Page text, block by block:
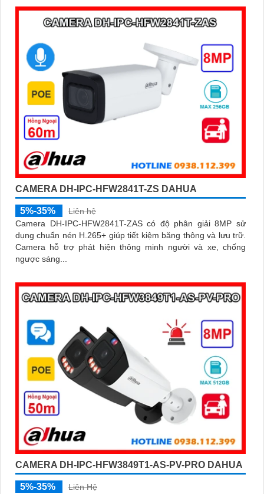
CAMERA DH-IPC-HFW2841T-ZS DAHUA
5%-35%
Liên hệ
Camera DH-IPC-HFW2841T-ZAS có độ phân giải 8MP sử
dụng chuẩn nén H.265+ giúp tiết kiệm băng thông và lưu trữ.
Camera hỗ trợ phát hiện thông minh người và xe, chống
ngược sáng...
CAMERA DH-IPC-HFW3849T1-AS-PV-PRO DAHUA
5%-35%
Liên Hệ